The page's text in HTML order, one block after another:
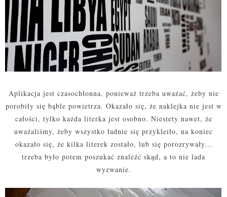
Aplikacja jest czasochłonna, ponieważ trzeba uważać, żeby nie
porobiły się bąble powietrza. Okazało się, że naklejka nie jest w
całości, tylko każda literka jest osobno. Niestety nawet, że
uważaliśmy, żeby wszystko ładnie się przykleiło, na koniec
okazało się, że kilka literek zostało, lub się porozrywały...
trzeba było potem poszukać znaleźć skąd, a to nie lada
wyzwanie.